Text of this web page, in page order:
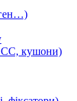
CC, кушони)